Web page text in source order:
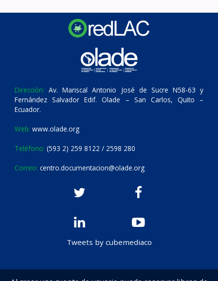
Dirección: Av. Mariscal Antonio José de Sucre N58-63 y
Fernández Salvador Edif. Olade – San Carlos, Quito –
Ecuador.
Web: www.olade.org
Teléfono: (593 2) 259 8122 / 2598 280
Correo: centro.documentacion@olade.org
Tweets by cubemediaco